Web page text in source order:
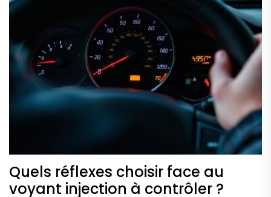
Quels réflexes choisir face au
voyant injection à contrôler ?